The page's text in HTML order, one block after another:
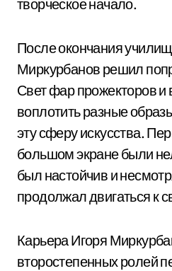
творческое начало.
После окончания
Миркурбанов решил
Свет фар прожекторов и
воплотить разные
эту сферу искусства.
большом экране были
был настойчив и
продолжал двигаться к
Карьера Игоря
второстепенных ролей